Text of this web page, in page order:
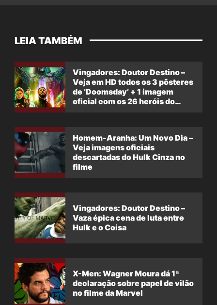
LEIA TAMBÉM
Vingadores: Doutor Destino –
Veja em HD todos os 3 pôsteres
de ‘Doomsday’ + 1 imagem
oficial com os 26 heróis do
Homem-Aranha: Um Novo Dia –
Veja imagens oficiais
descartadas do Hulk Cinza no
filme
Vingadores: Doutor Destino –
Vaza épica cena de luta entre
Hulk e o Coisa
X-Men: Wagner Moura dá 1ª
declaração sobre papel de vilão
no filme da Marvel